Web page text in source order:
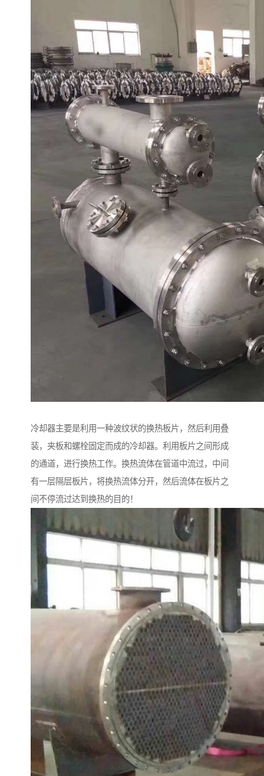
冷却器主要是利用一种波纹状的换热板片，然后利用叠
装，夹板和螺栓固定而成的冷却器。利用板片之间形成
的通道，进行换热工作。换热流体在管道中流过，中间
有一层隔层板片，将换热流体分开，然后流体在板片之
间不停流过达到换热的目的！